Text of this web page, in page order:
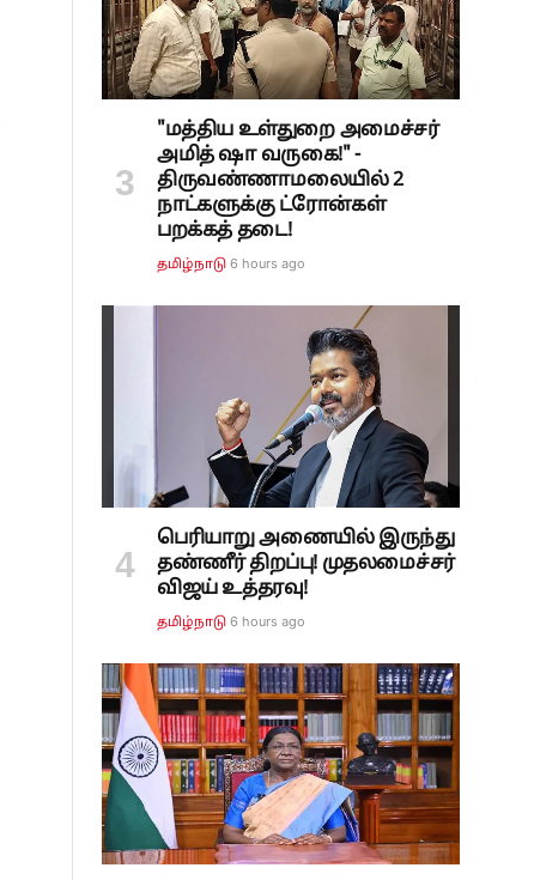
"மத்திய உள்துறை அமைச்சர்
அமித் ஷா வருகை!" -
திருவண்ணாமலையில் 2
நாட்களுக்கு ட்ரோன்கள்
பறக்கத் தடை!
தமிழ்நாடு 6 hours ago
பெரியாறு அணையில் இருந்து
தண்ணீர் திறப்பு! முதலமைச்சர்
விஜய் உத்தரவு!
தமிழ்நாடு 6 hours ago